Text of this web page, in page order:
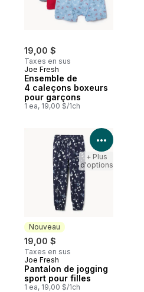
19,00 $
Taxes en sus
Joe Fresh
Ensemble de
4 caleçons boxeurs
pour garçons
1 ea, 19,00 $/1ch
Nouveau
19,00 $
Taxes en sus
Nouveau
Joe Fresh
Pantalon de jogging
sport pour filles
1 ea, 19,00 $/1ch
Voir
+ Plus
d'options